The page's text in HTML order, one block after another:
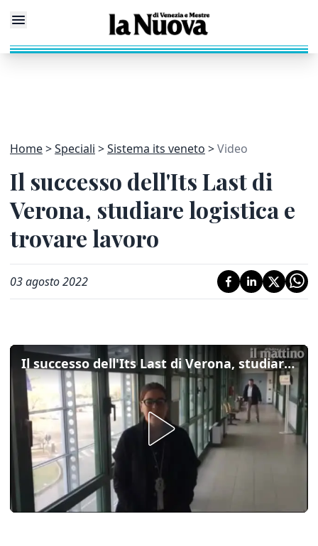
Home Speciali Sistema its veneto Video
Il successo dell'Its Last di
Verona, studiare logistica e
trovare lavoro
03 agosto 2022
Il successo dell'Its Last di Verona, studiare logistica e trovare lavoro